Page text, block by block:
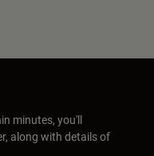
minutes, you'll
along with details of